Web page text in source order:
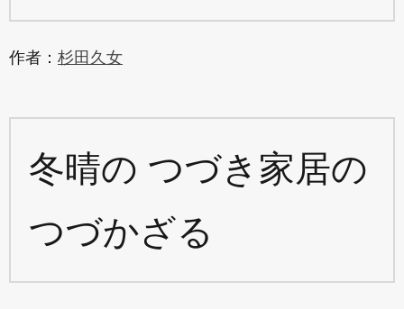
作者： 杉田久女
冬晴の つづき家居の
つづかざる